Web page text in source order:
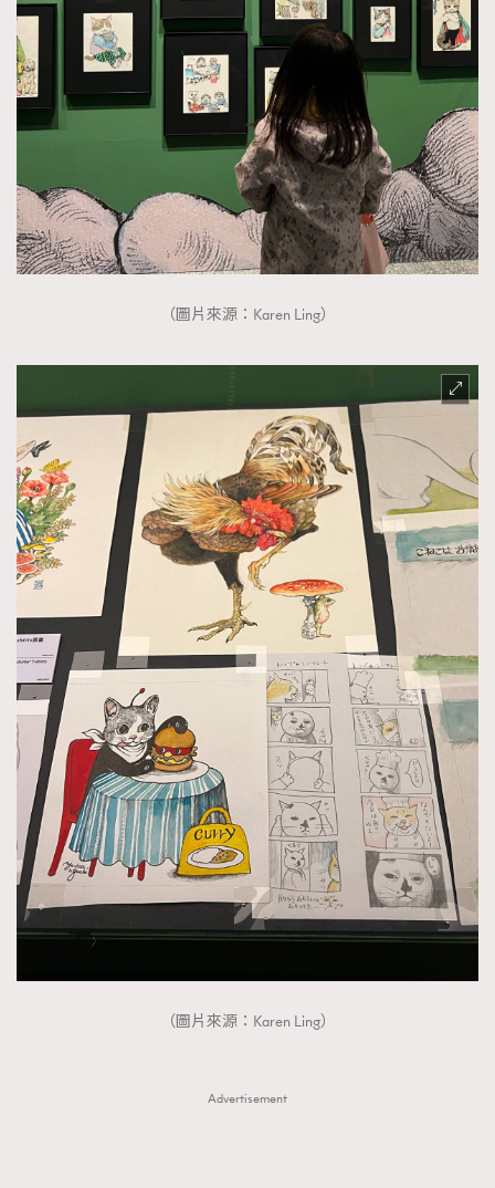
（圖片來源：Karen Ling）
（圖片來源：Karen Ling）
Advertisement